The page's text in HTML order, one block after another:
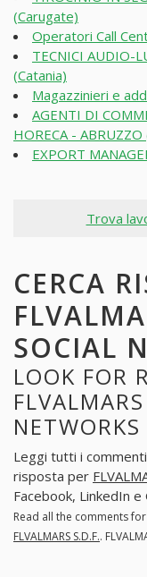
(Carugate)
Operatori Call
TECNICI AUDIO-
(Catania)
Magazzinieri e
AGENTI DI
HORECA -
EXPORT
Trova
CERCA
SOCIAL
LOOK FOR
NETWORKS
Leggi tutti i
risposta per
Facebook, LinkedIn e
Read all the comments for
FLVALMARS S.D.F..